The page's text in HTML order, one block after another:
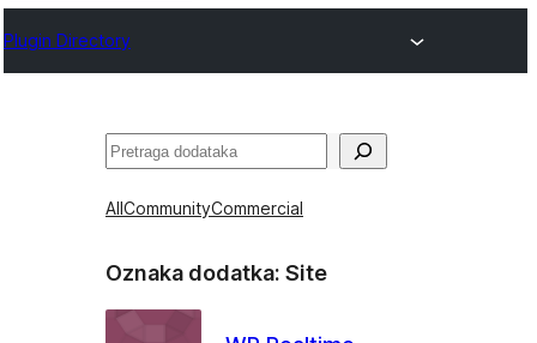
Plugin Directory
Pretraga
AllCommunityCommercial
Oznaka dodatka: Site